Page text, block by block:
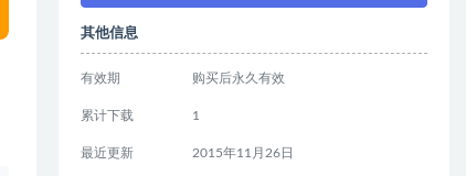
其他信息
有效期 购买后永久有效
累计下载 1
最近更新 2015年11月26日